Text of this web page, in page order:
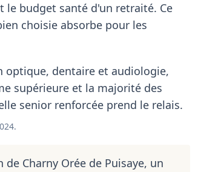
le budget santé d'un retraité. Ce
choisie absorbe pour les
optique, dentaire et audiologie,
supérieure et la majorité des
senior renforcée prend le relais.
de Charny Orée de Puisaye, un